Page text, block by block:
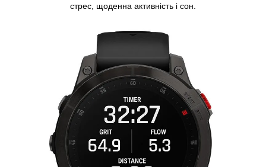
стрес, щоденна активність і сон.